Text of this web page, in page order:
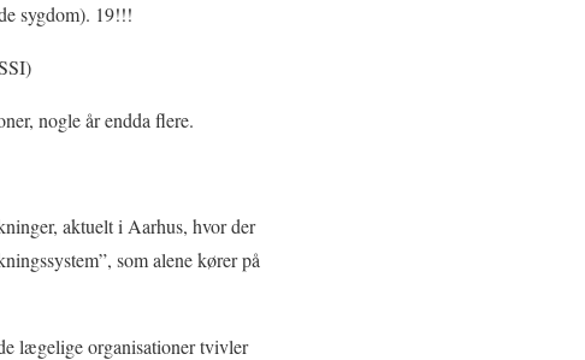
sygdom). 19!!!
nogle år endda flere.
aktuelt i Aarhus, hvor der
som alene kører på
lægelige organisationer tvivler